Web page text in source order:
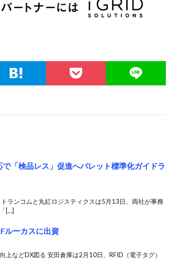
「検品レス」促進へパレット標準化ガイドラ
ランコムと丸紅ロジスティクスは5月13日、両社が事務
[…]
ルーカスに出資
などDX図る 安田倉庫は2月10日、RFID（電子タグ）